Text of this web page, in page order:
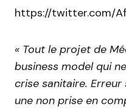
https://twitter.com/
« Tout le projet de
business model qui
crise sanitaire.
une non prise en